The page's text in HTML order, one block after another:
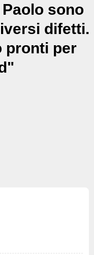
sono
difetti.
pronti per